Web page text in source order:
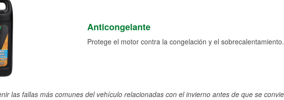
Anticongelante
Protege el motor contra la congelación y el sobrecalentamiento.
las fallas más comunes del vehículo relacionadas con el invierno antes de que se